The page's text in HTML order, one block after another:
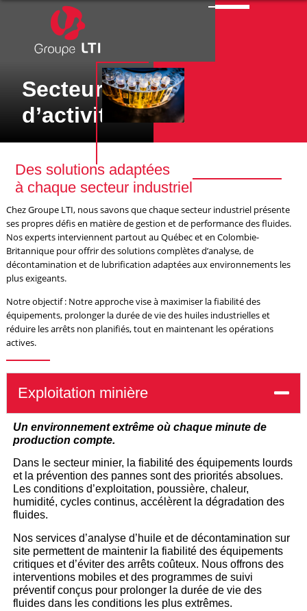
Secteurs
d’activité
Des solutions adaptées
à chaque secteur industriel
Chez Groupe LTI, nous savons que chaque secteur industriel présente
ses propres défis en matière de gestion et de performance des fluides.
Nos experts interviennent partout au Québec et en Colombie-
Britannique pour offrir des solutions complètes d’analyse, de
décontamination et de lubrification adaptées aux environnements les
plus exigeants.
Notre objectif : Notre approche vise à maximiser la fiabilité des
équipements, prolonger la durée de vie des huiles industrielles et
réduire les arrêts non planifiés, tout en maintenant les opérations
actives.
Exploitation minière
Un environnement extrême où chaque minute de
production compte.
Dans le secteur minier, la fiabilité des équipements lourds
et la prévention des pannes sont des priorités absolues.
Les conditions d’exploitation, poussière, chaleur,
humidité, cycles continus, accélèrent la dégradation des
fluides.
Nos services d’analyse d’huile et de décontamination sur
site permettent de maintenir la fiabilité des équipements
critiques et d’éviter des arrêts coûteux. Nous offrons des
interventions mobiles et des programmes de suivi
préventif conçus pour prolonger la durée de vie des
fluides dans les conditions les plus extrêmes.